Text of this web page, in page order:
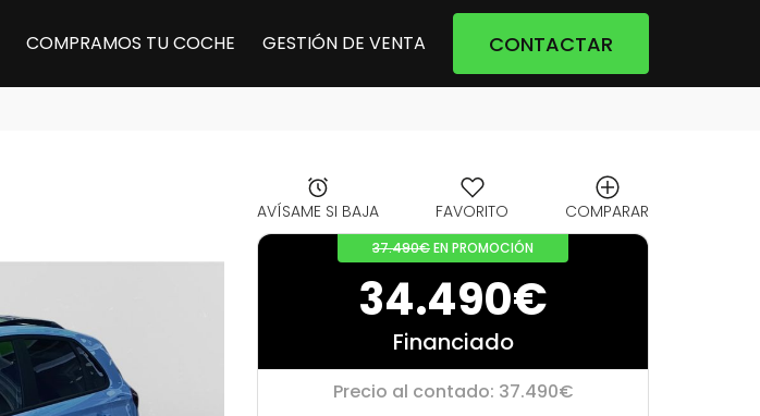
COMPRAMOS TU COCHE GESTIÓN DE VENTA CONTACTAR
AVÍSAME SI BAJA FAVORITO COMPARAR
37.490€EN PROMOCIÓN
34.490€
Financiado
Precio al contado: 37.490€